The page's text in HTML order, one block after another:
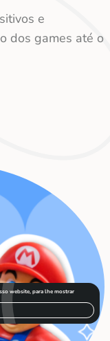
e
dos games até o
website, para lhe mostrar